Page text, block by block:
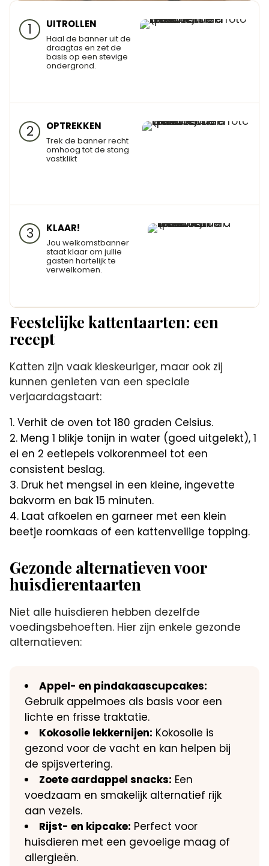
1 UITROLLEN
Haal de banner uit de
draagtas en zet de
basis op een stevige
ondergrond.
2 OPTREKKEN
Trek de banner recht
omhoog tot de stang
vastklikt
3 KLAAR!
Jou welkomstbanner
staat klaar om jullie
gasten hartelijk te
verwelkomen.
Feestelijke kattentaarten: een
recept
Katten zijn vaak kieskeuriger, maar ook zij
kunnen genieten van een speciale
verjaardagstaart:
Verhit de oven tot 180 graden Celsius.
Meng 1 blikje tonijn in water (goed uitgelekt), 1
ei en 2 eetlepels volkorenmeel tot een
consistent beslag.
Druk het mengsel in een kleine, ingevette
bakvorm en bak 15 minuten.
Laat afkoelen en garneer met een klein
beetje roomkaas of een kattenveilige topping.
Gezonde alternatieven voor
huisdierentaarten
Niet alle huisdieren hebben dezelfde
voedingsbehoeften. Hier zijn enkele gezonde
alternatieven:
Appel- en pindakaascupcakes:
Gebruik appelmoes als basis voor een
lichte en frisse traktatie.
Kokosolie lekkernijen: Kokosolie is
gezond voor de vacht en kan helpen bij
de spijsvertering.
Zoete aardappel snacks: Een
voedzaam en smakelijk alternatief rijk
aan vezels.
Rijst- en kipcake: Perfect voor
huisdieren met een gevoelige maag of
allergieën.